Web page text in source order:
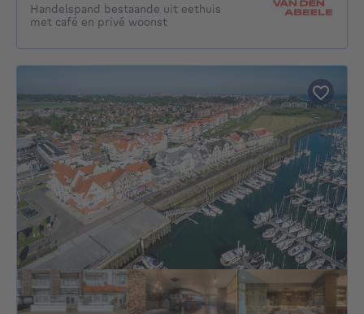
Handelspand bestaande uit eethuis
met café en privé woonst